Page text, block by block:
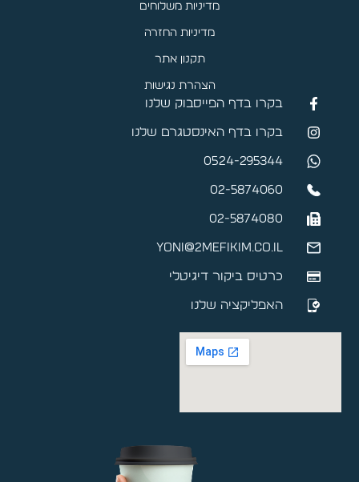
מדיניות משלוחים
מדיניות החזרה
תקנון אתר
הצהרת נגישות
בקרו בדף הפייסבוק שלנו
בקרו בדף האינסטגרם שלנו
0524-295344
02-5874060
02-5874080
yoni@2mefikim.co.il
כרטיס ביקור דיגיטלי
האפליקציה שלנו